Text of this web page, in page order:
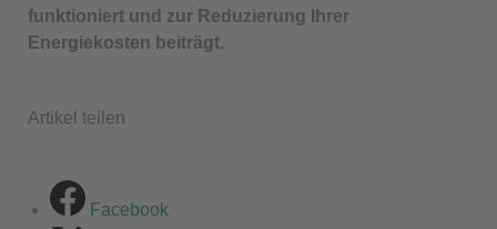
funktioniert und zur Reduzierung Ihrer
Energiekosten beiträgt.
Artikel teilen
Facebook